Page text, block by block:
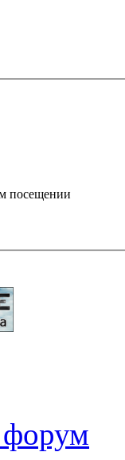
посещении